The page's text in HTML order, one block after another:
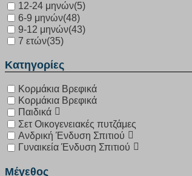
12-24 μηνών(5)
6-9 μηνών(48)
9-12 μηνών(43)
7 ετών(35)
Κατηγορίες
Κορμάκια Βρεφικά
Κορμάκια Βρεφικά
Παιδικά
Σετ Οικογενειακές πυτζάμες
Ανδρική Ένδυση Σπιτιού
Γυναικεία Ένδυση Σπιτιού
Μέγεθος